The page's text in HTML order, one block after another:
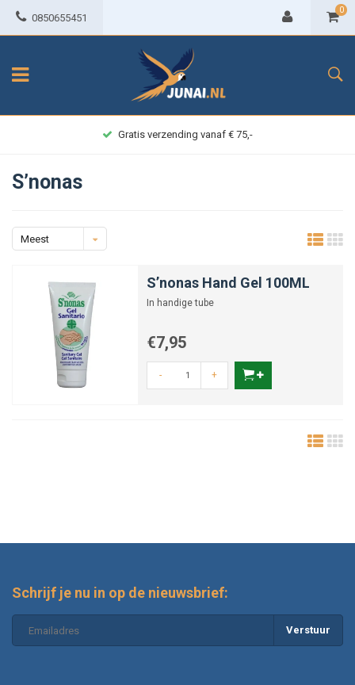
0850655451
0
Gratis verzending vanaf € 75,-
S’nonas
Meest
S’nonas Hand Gel 100ML
In handige tube
€7,95
- +
Schrijf je nu in op de nieuwsbrief:
Verstuur